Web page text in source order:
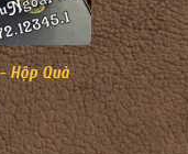
Hộp Quà